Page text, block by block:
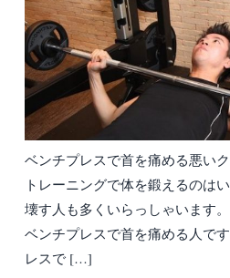
ベンチプレスで首を痛める悪い
トレーニングで体を鍛えるのは
壊す人も多くいらっしゃいます
ベンチプレスで首を痛める人で
レスで […]